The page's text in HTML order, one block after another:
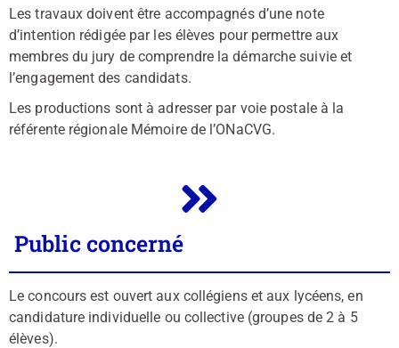
Les travaux doivent être accompagnés d’une note
d’intention rédigée par les élèves pour permettre aux
membres du jury de comprendre la démarche suivie et
l’engagement des candidats.
Les productions sont à adresser par voie postale à la
référente régionale Mémoire de l’ONaCVG.
Public concerné
Le concours est ouvert aux collégiens et aux lycéens, en
candidature individuelle ou collective (groupes de 2 à 5
élèves).